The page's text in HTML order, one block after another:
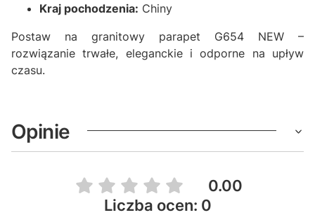
Kraj pochodzenia: Chiny
Postaw na granitowy parapet G654 NEW –
rozwiązanie trwałe, eleganckie i odporne na upływ
czasu.
Opinie
0.00
Liczba ocen: 0